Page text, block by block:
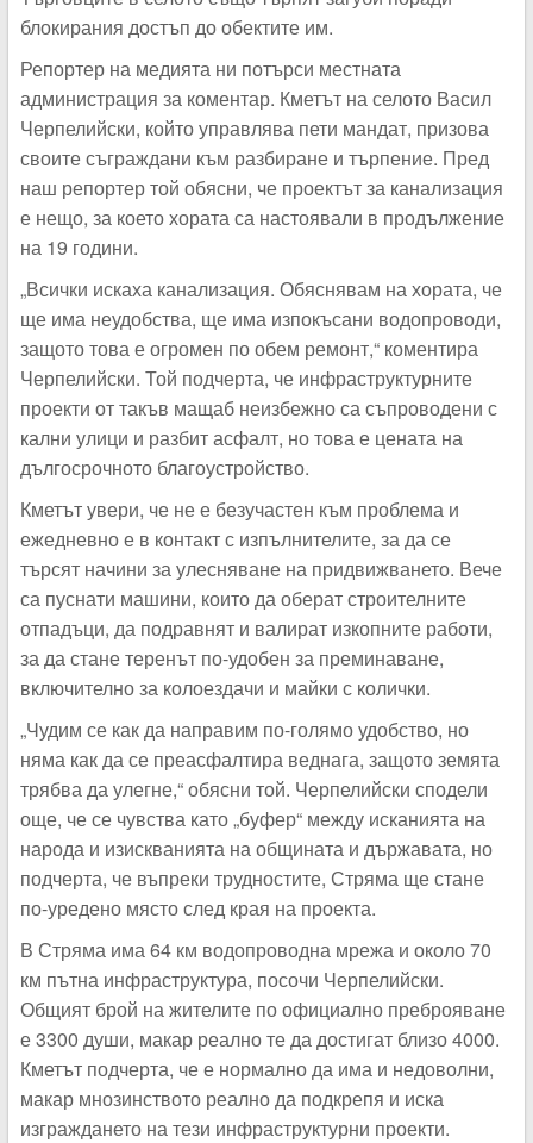
блокирания достъп до обектите им.
Репортер на медията ни потърси местната
администрация за коментар. Кметът на селото Васил
Черпелийски, който управлява пети мандат, призова
своите съграждани към разбиране и търпение. Пред
наш репортер той обясни, че проектът за канализация
е нещо, за което хората са настоявали в продължение
на 19 години.
„Всички искаха канализация. Обяснявам на хората, че
ще има неудобства, ще има изпокъсани водопроводи,
защото това е огромен по обем ремонт,“ коментира
Черпелийски. Той подчерта, че инфраструктурните
проекти от такъв мащаб неизбежно са съпроводени с
кални улици и разбит асфалт, но това е цената на
дългосрочното благоустройство.
Кметът увери, че не е безучастен към проблема и
ежедневно е в контакт с изпълнителите, за да се
търсят начини за улесняване на придвижването. Вече
са пуснати машини, които да оберат строителните
отпадъци, да подравнят и валират изкопните работи,
за да стане теренът по-удобен за преминаване,
включително за колоездачи и майки с колички.
„Чудим се как да направим по-голямо удобство, но
няма как да се преасфалтира веднага, защото земята
трябва да улегне,“ обясни той. Черпелийски сподели
още, че се чувства като „буфер“ между исканията на
народа и изискванията на общината и държавата, но
подчерта, че въпреки трудностите, Стряма ще стане
по-уредено място след края на проекта.
В Стряма има 64 км водопроводна мрежа и около 70
км пътна инфраструктура, посочи Черпелийски.
Общият брой на жителите по официално преброяване
е 3300 души, макар реално те да достигат близо 4000.
Кметът подчерта, че е нормално да има и недоволни,
макар мнозинството реално да подкрепя и иска
изграждането на тези инфраструктурни проекти.